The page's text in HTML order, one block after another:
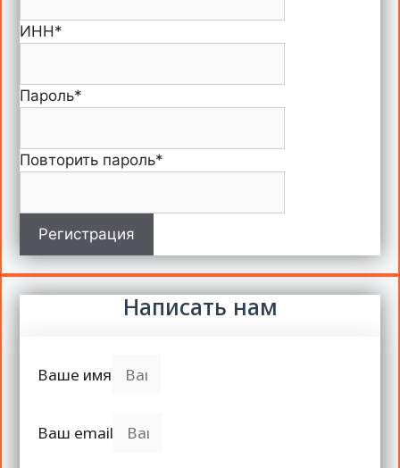
ИНН*
Пароль*
Повторить пароль*
Регистрация
Написать нам
Ваше имя
Ваш email